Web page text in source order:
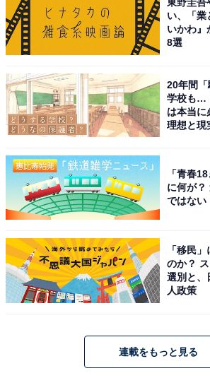
鳥羽ビューホテル 花真珠（画像：「鳥羽ビューホ
イトより）
「鳥羽ビューホテル 花真珠」は、鳥
に位置し、全客室から美しい海を一
す。温泉は、大浴場「水軍の湯」「
開放感あふれる露天風呂「遊湯」で名
慢で、伊勢海老や鮑、松阪牛といった
い、「業
いかわ』
8選
20年間
学校も…
は本当に
理想と現
「青春
に何が？
ではない
「移民
のか？
選別と、
人政策
連載をもっと見る